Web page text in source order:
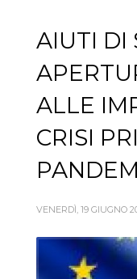
AIUTI DI
ALLE
CRISI
VENERDÌ, 19 GIUGNO